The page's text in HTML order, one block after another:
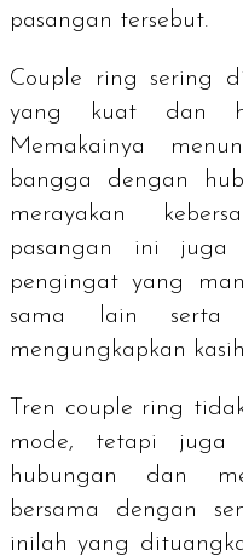
pasangan tersebut.
Couple ring sering
yang kuat dan
Memakainya
bangga dengan
merayakan
pasangan ini juga
pengingat yang
sama lain serta
mengungkapkan
Tren couple ring
mode, tetapi juga
hubungan dan
bersama dengan
inilah yang